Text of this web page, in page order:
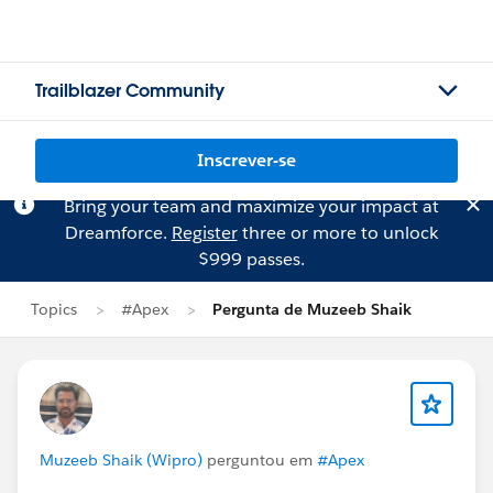
Trailblazer Community
Inscrever-se
Bring your team and maximize your impact at
Dreamforce. Registerthree or more to unlock
$999 passes.
Topics #Apex Pergunta de Muzeeb Shaik
Muzeeb Shaik (Wipro) perguntou em #Apex